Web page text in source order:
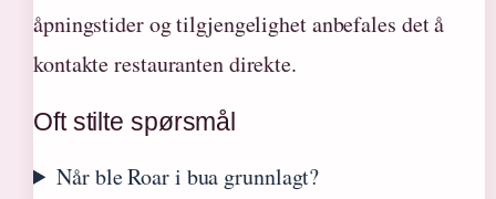
åpningstider og tilgjengelighet anbefales det å
kontakte restauranten direkte.
Oft stilte spørsmål
Når ble Roar i bua grunnlagt?